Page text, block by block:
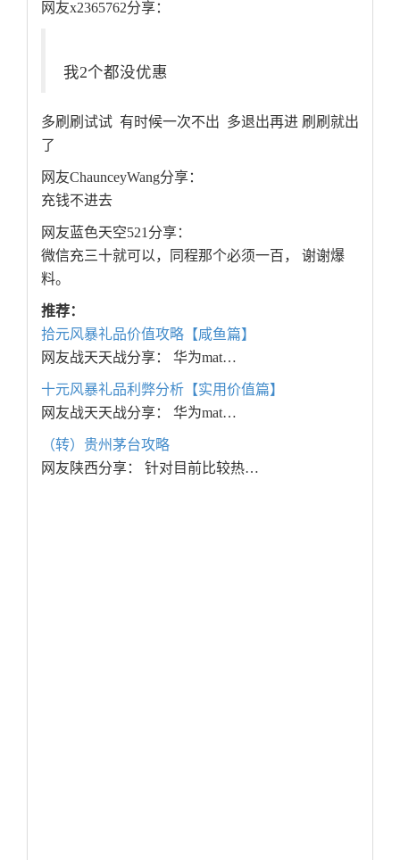
网友x2365762分享：
我2个都没优惠
多刷刷试试 有时候一次不出 多退出再进 刷刷就出
了
网友ChaunceyWang分享：
充钱不进去
网友蓝色天空521分享：
微信充三十就可以，同程那个必须一百， 谢谢爆
料。
推荐：
拾元风暴礼品价值攻略【咸鱼篇】
网友战天天战分享： 华为mat…
十元风暴礼品利弊分析【实用价值篇】
网友战天天战分享： 华为mat…
（转）贵州茅台攻略
网友陕西分享： 针对目前比较热…